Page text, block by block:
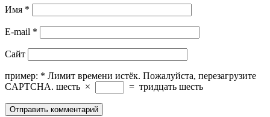
Имя *
E-mail *
Сайт
пример: * Лимит времени истёк. Пожалуйста, перезагрузите
CAPTCHA. шесть × = тридцать шесть